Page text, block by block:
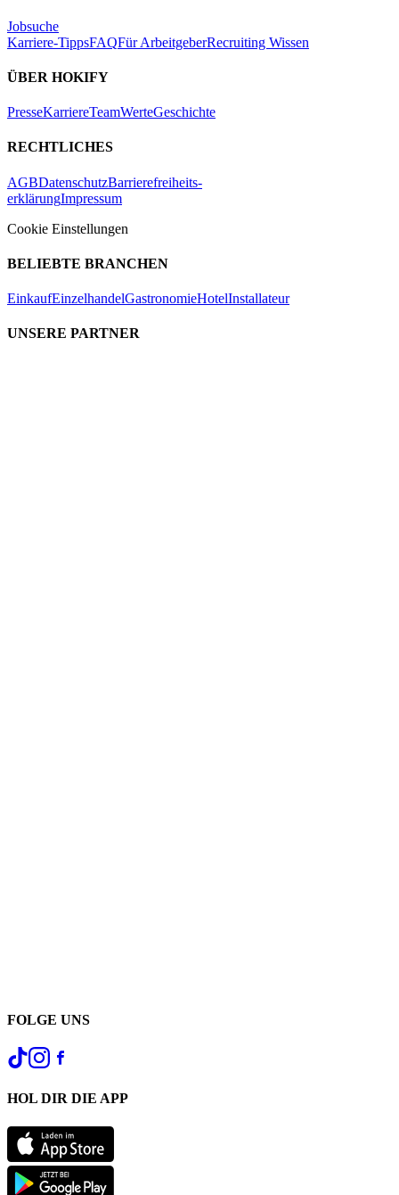
Jobsuche
Karriere-TippsFAQFür ArbeitgeberRecruiting Wissen
ÜBER HOKIFY
PresseKarriereTeamWerteGeschichte
RECHTLICHES
AGBDatenschutzBarrierefreiheits-
erklärungImpressum
Cookie Einstellungen
BELIEBTE BRANCHEN
EinkaufEinzelhandelGastronomieHotelInstallateur
UNSERE PARTNER
FOLGE UNS
HOL DIR DIE APP